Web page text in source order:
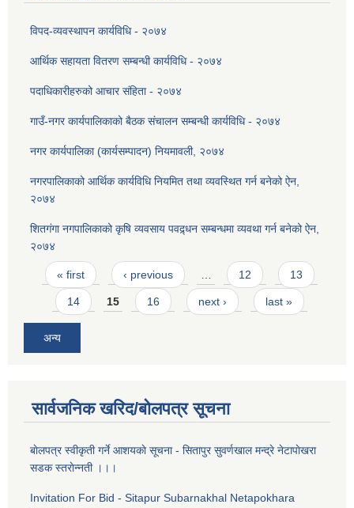
विपद-व्यवस्थापन कार्यविधि - २०७४
आर्थिक सहायता वितरण सम्बन्धी कार्यविधि - २०७४
पदाधिकारीहरुको आचार संहिता - २०७४
गाउँ-नगर कार्यपालिकाको बैठक संचालन सम्बन्धी कार्यविधि - २०७४
नगर कार्यपालिका (कार्यसम्पादन) नियमावली, २०७४
नगरपालिकाको आर्थिक कार्यविधि नियमित तथा व्यवस्थित गर्न बनेको ऐन,
२०७४
शितगंगा नगपालिकाको कृषि व्यवसाय पवद्र्धन सम्बन्धमा व्यवथा गर्न बनेको ऐन,
२०७४
Pages
« first ‹ previous 12 13
14 15 16 next › last »
अन्य
सार्वजनिक खरिद/बोलपत्र सूचना
बाेलपत्र स्वीकृती गर्ने आशयकाे सूचना - सितापुर सुवर्णखाल मन्द्रे नेटापाेखरा
सडक स्तराेन्नती ।।।
Invitation For Bid - Sitapur Subarnakhal Netapokhara